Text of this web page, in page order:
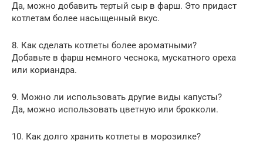
Да, можно добавить тертый сыр в фарш. Это придаст
котлетам более насыщенный вкус.
8. Как сделать котлеты более ароматными?
Добавьте в фарш немного чеснока, мускатного ореха
или кориандра.
9. Можно ли использовать другие виды капусты?
Да, можно использовать цветную или брокколи.
10. Как долго хранить котлеты в морозилке?